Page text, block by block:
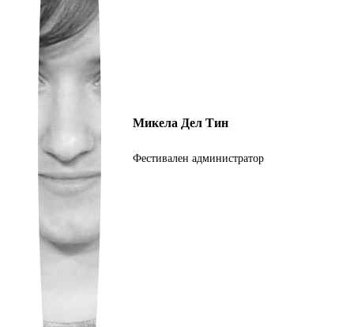
Микела Дел Тин
Фестивален администратор